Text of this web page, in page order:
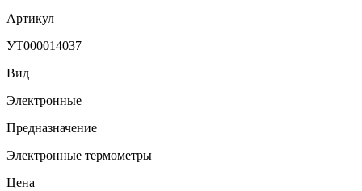
Артикул
УТ000014037
Вид
Электронные
Предназначение
Электронные термометры
Цена